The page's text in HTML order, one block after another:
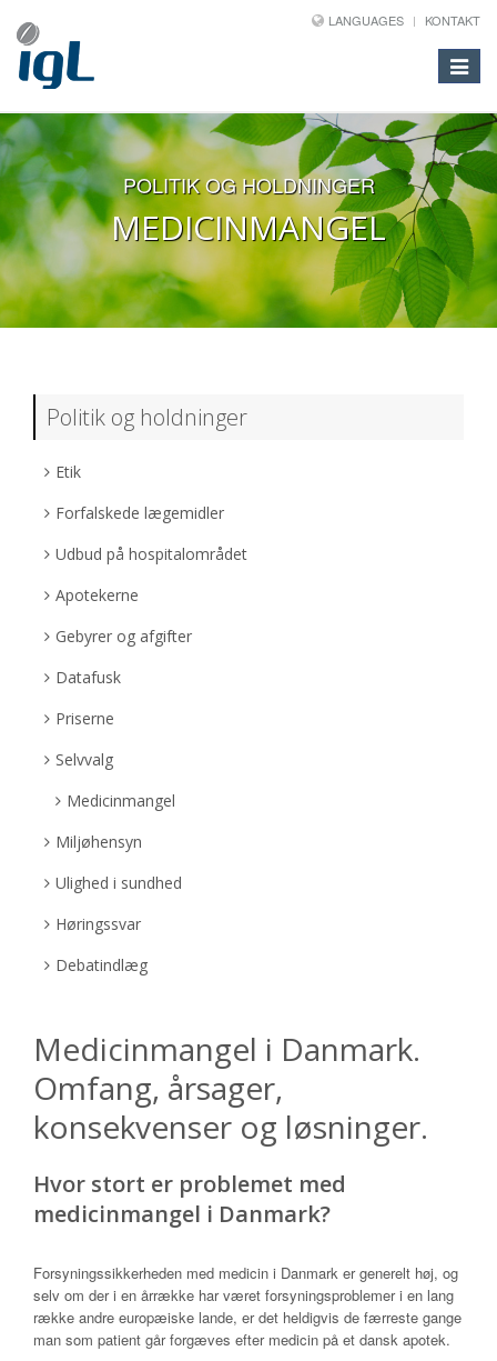
LANGUAGES KONTAKT
Toggle
POLITIK OG HOLDNINGER
MEDICINMANGEL
Politik og holdninger
Etik
Forfalskede lægemidler
Udbud på hospitalområdet
Apotekerne
Gebyrer og afgifter
Datafusk
Priserne
Selvvalg
Medicinmangel
Miljøhensyn
Ulighed i sundhed
Høringssvar
Debatindlæg
Medicinmangel i Danmark.
Omfang, årsager,
konsekvenser og løsninger.
Hvor stort er problemet med
medicinmangel i Danmark?
Forsyningssikkerheden med medicin i Danmark er generelt høj, og
selv om der i en årrække har været forsyningsproblemer i en lang
række andre europæiske lande, er det heldigvis de færreste gange
man som patient går forgæves efter medicin på et dansk apotek.